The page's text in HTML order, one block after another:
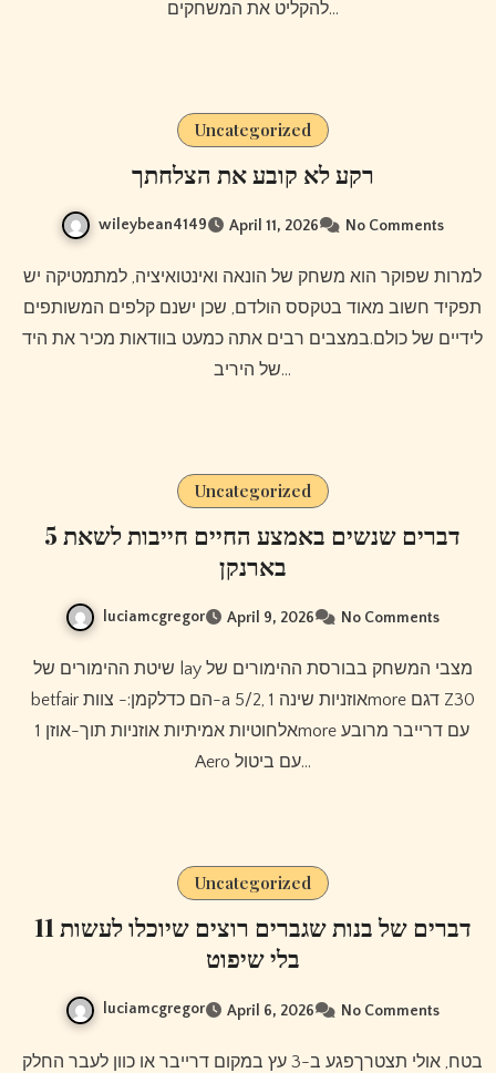
להקליט את המשחקים…
Uncategorized
רקע לא קובע את הצלחתך
wileybean4149 April 11, 2026 No Comments
למרות שפוקר הוא משחק של הונאה ואינטואיציה, למתמטיקה יש
תפקיד חשוב מאוד בטקסס הולדם, שכן ישנם קלפים המשותפים
לידיים של כולם.במצבים רבים אתה כמעט בוודאות מכיר את היד
של היריב…
Uncategorized
5 דברים שנשים באמצע החיים חייבות לשאת
בארנקן
luciamcgregor April 9, 2026 No Comments
שיטת ההימורים של lay מצבי המשחק בבורסת ההימורים של
betfair הם כדלקמן:- צוות-a 5/2, אוזניות שינה 1more דגם Z30
אלחוטיות אמיתיות אוזניות תוך-אוזן 1more עם דרייבר מרובע
Aero עם ביטול…
Uncategorized
11 דברים של בנות שגברים רוצים שיוכלו לעשות
בלי שיפוט
luciamcgregor April 6, 2026 No Comments
בטח, אולי תצטרךפגע ב-3 עץ במקום דרייבר או כוון לעבר החלק